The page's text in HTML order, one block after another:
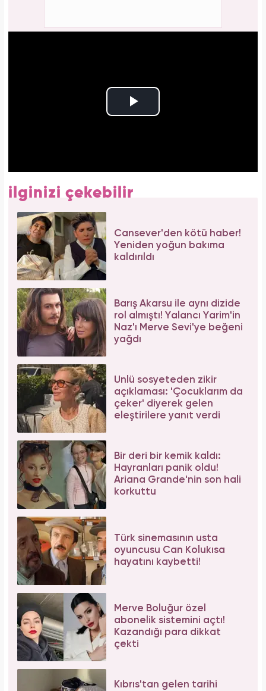
ilginizi çekebilir
Cansever'den kötü haber!
Yeniden yoğun bakıma
kaldırıldı
Barış Akarsu ile aynı dizide
rol almıştı! Yalancı Yarim'in
Naz'ı Merve Sevi'ye beğeni
yağdı
Ünlü sosyeteden zikir
açıklaması: 'Çocuklarım da
çeker' diyerek gelen
eleştirilere yanıt verdi
Bir deri bir kemik kaldı:
Hayranları panik oldu!
Ariana Grande'nin son hali
korkuttu
Türk sinemasının usta
oyuncusu Can Kolukısa
hayatını kaybetti!
Merve Boluğur özel
abonelik sistemini açtı!
Kazandığı para dikkat
çekti
Kıbrıs'tan gelen tarihi